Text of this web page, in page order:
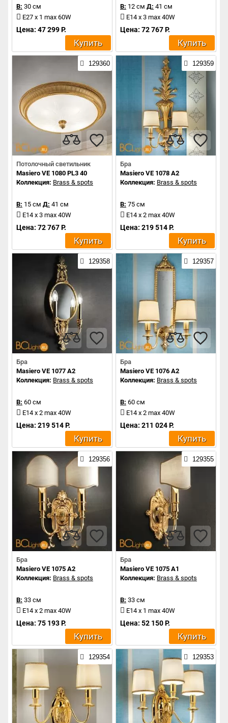
В: 30 см
E27 x 1 max 60W
Цена: 47 299 Р.
Купить
В: 12 см Д: 41 см
E14 x 3 max 40W
Цена: 72 767 Р.
Купить
129360
Потолочный светильник
Masiero VE 1080 PL3 40
Коллекция: Brass & spots
В: 15 см Д: 41 см
E14 x 3 max 40W
Цена: 72 767 Р.
Купить
129359
Бра
Masiero VE 1078 A2
Коллекция: Brass & spots
В: 75 см
E14 x 2 max 40W
Цена: 219 514 Р.
Купить
129358
Бра
Masiero VE 1077 A2
Коллекция: Brass & spots
В: 60 см
E14 x 2 max 40W
Цена: 219 514 Р.
Купить
129357
Бра
Masiero VE 1076 A2
Коллекция: Brass & spots
В: 60 см
E14 x 2 max 40W
Цена: 211 024 Р.
Купить
129356
Бра
Masiero VE 1075 A2
Коллекция: Brass & spots
В: 33 см
E14 x 2 max 40W
Цена: 75 193 Р.
Купить
129355
Бра
Masiero VE 1075 A1
Коллекция: Brass & spots
В: 33 см
E14 x 1 max 40W
Цена: 52 150 Р.
Купить
129354 129353